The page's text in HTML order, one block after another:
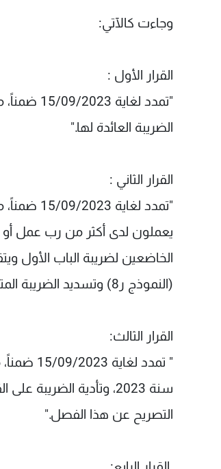
وجاءت كالآتي:
القرار الأول :
الضريبة العائدة لها."
القرار الثاني :
"تمدد
يعملون لدى أكثر من رب عمل
الخاضعين لضريبة الباب الأول
(النموذج ر8) وتسديد الضريبة المتوجبة عنه عن سنة أعمال 2022."
القرار الثالث:
" تمدد
سنة 2023، وتأدية
التصريح عن هذا الفصل."